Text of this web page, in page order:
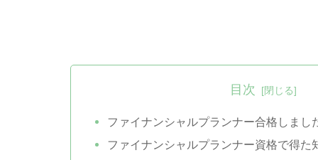
目次
ファイナンシャルプランナー合格しまし
ファイナンシャルプランナー資格で得た